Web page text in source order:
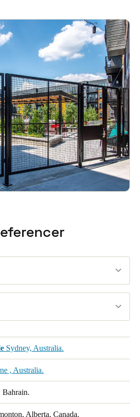
Sydney, Australia.
, Australia.
Bahrain.
Alberta, Canada.